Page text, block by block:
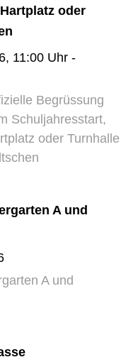
oder
, 11:00 Uhr -
Begrüssung
Schuljahresstart,
oder Turnhalle
A und
A und